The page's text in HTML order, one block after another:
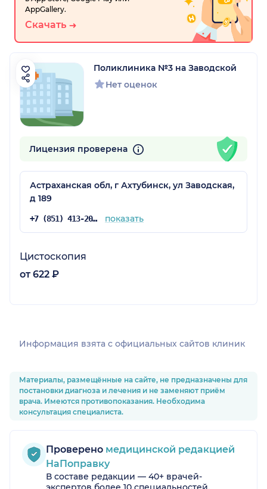
AppGallery.
Скачать
Поликлиника №3 на Заводской
Нет оценок
Лицензия проверена
Астраханская обл, г Ахтубинск, ул Заводская,
д 189
+7 (851) 413-20-82 показать
Цистоскопия
от 622 ₽
Информация взята c официальных сайтов клиник
Материалы, размещённые на сайте, не предназначены для
постановки диагноза и лечения и не заменяют приём
врача. Имеются противопоказания. Необходима
консультация специалиста.
Проверено медицинской редакцией
НаПоправку
В составе редакции — 40+ врачей-